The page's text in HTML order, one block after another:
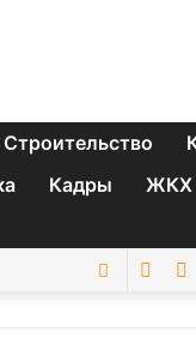
Строительство
Кадры ЖКХ
Искать